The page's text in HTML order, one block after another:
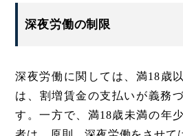
深夜労働の制限
深夜労働に関しては、満18歳
は、割増賃金の支払いが義務
す。一方で、満18歳未満の年